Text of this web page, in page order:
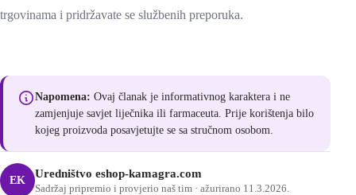
trgovinama i pridržavate se službenih preporuka.
Napomena: Ovaj članak je informativnog karaktera i ne
zamjenjuje savjet liječnika ili farmaceuta. Prije korištenja bilo
kojeg proizvoda posavjetujte se sa stručnom osobom.
EK
Uredništvo eshop-kamagra.com
Sadržaj pripremio i provjerio naš tim · ažurirano 11.3.2026.